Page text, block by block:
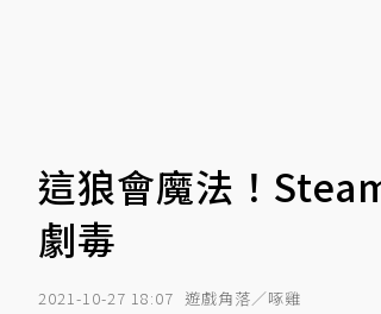
這狼會魔法！
劇毒
2021-10-27 18:07 遊戲角落／啄雞